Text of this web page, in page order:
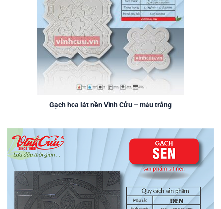
Gạch hoa lát nền Vĩnh Cửu – màu trắng